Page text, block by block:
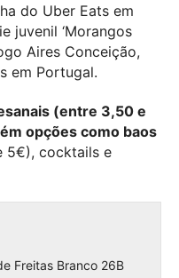
do Uber Eats em
juvenil ‘Morangos
Aires Conceição,
em Portugal.
(entre 3,50 e
opções como baos
5€), cocktails e
Freitas Branco 26B